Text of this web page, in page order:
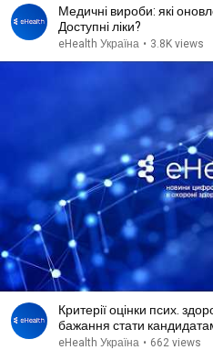
Медичні вироби: які
Доступні ліки?
eHealth Україна • 3.8K views
Критерії оцінки псих.
бажання стати
виховання
eHealth Україна • 662 views